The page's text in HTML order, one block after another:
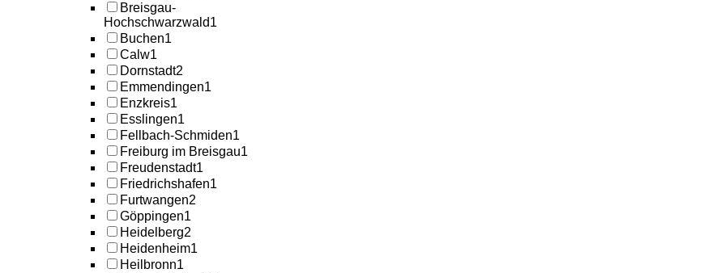
Breisgau-
Hochschwarzwald1
Buchen1
Calw1
Dornstadt2
Emmendingen1
Enzkreis1
Esslingen1
Fellbach-Schmiden1
Freiburg im Breisgau1
Freudenstadt1
Friedrichshafen1
Furtwangen2
Göppingen1
Heidelberg2
Heidenheim1
Heilbronn1